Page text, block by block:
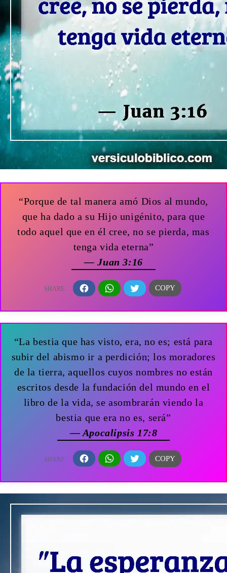
“Porque de tal manera amó Dios al mundo,
que ha dado a su Hijo unigénito, para que
todo aquel que en él cree, no se pierda, mas
tenga vida eterna”
— Juan 3:16
“La bestia que has visto, era, no es; está para
subir del abismo ir a perdición; los moradores
de la tierra, aquellos cuyos nombres no están
escritos desde la fundación del mundo en el
libro de la vida, se asombrarán viendo la
bestia que era no es, será”
— Apocalipsis 17:8